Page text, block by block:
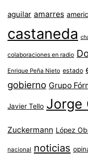
aguilar amarres
castaneda
colaboraciones en radio
Enrique Peña Nieto estado
gobierno Grupo
Javier Tello Jorge
Zuckermann López
nacional noticias